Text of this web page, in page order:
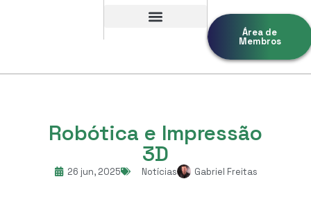
Área de
Membros
Robótica e Impressão
3D
26 jun, 2025 Notícias Gabriel Freitas